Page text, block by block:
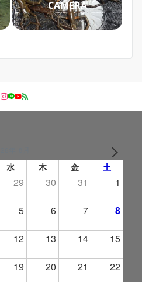
CAMERA
水 木 金 土
29 30 31 1
5 6 7 8
12 13 14 15
19 20 21 22